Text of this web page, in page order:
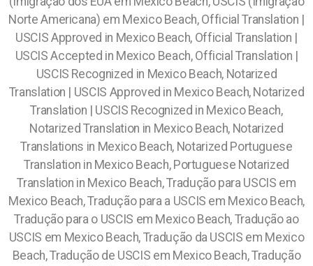
Norte Americana) em Mexico Beach, Official Translation |
USCIS Approved in Mexico Beach, Official Translation |
USCIS Accepted in Mexico Beach, Official Translation |
USCIS Recognized in Mexico Beach, Notarized
Translation | USCIS Approved in Mexico Beach, Notarized
Translation | USCIS Recognized in Mexico Beach,
Notarized Translation in Mexico Beach, Notarized
Translations in Mexico Beach, Notarized Portuguese
Translation in Mexico Beach, Portuguese Notarized
Translation in Mexico Beach,Tradução para USCIS em
Mexico Beach, Tradução para a USCIS em Mexico Beach,
Tradução para o USCIS em Mexico Beach, Tradução ao
USCIS em Mexico Beach, Tradução da USCIS em Mexico
Beach, Tradução de USCIS em Mexico Beach, Tradução